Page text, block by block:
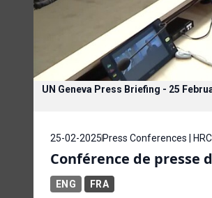
UN Geneva Press Briefing - 25
25-02-2025 Press Conferences | HRC
Conférence de presse
ENG FRA